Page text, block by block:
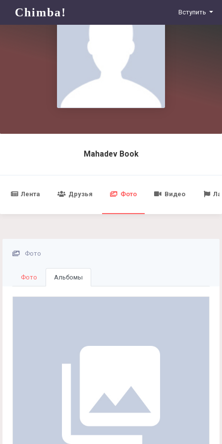
Chimba! Вступить
Mahadev Book
Лента Друзья Фото Видео
Фото
Фото Альбомы